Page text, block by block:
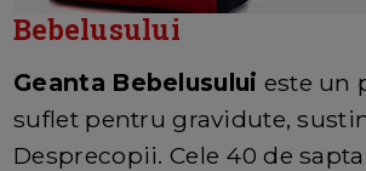
Bebelusului
Geanta Bebelusului este un
suflet pentru gravidute,
Desprecopii. Cele 40 de